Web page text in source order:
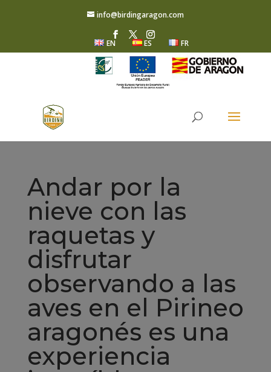
info@birdingaragon.com
EN ES FR
Andar por la
nieve con las
raquetas y
disfrutar
observando a las
aves en el Pirineo
aragonés es una
experiencia